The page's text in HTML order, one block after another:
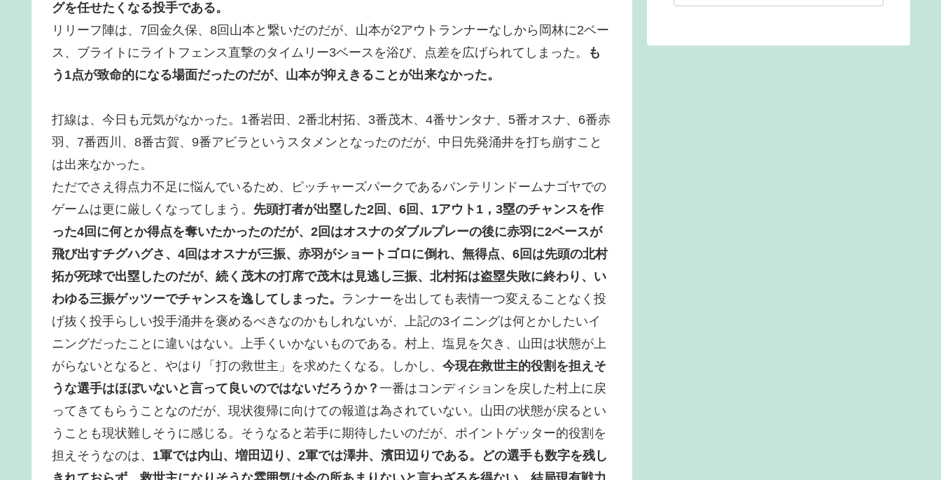
グを任せたくなる投手である。
リリーフ陣は、7回金久保、8回山本と繋いだのだが、山本が2アウトランナーなしから岡林に2ベー
ス、ブライトにライトフェンス直撃のタイムリー3ベースを浴び、点差を広げられてしまった。
も
う1点が致命的になる場面だったのだが、山本が抑えきることが出来なかった。
打線は、今日も元気がなかった。1番岩田、2番北村拓、3番茂木、4番サンタナ、5番オスナ、6番赤
羽、7番西川、8番古賀、9番アビラというスタメンとなったのだが、中日先発涌井を打ち崩すこと
は出来なかった。
ただでさえ得点力不足に悩んでいるため、ピッチャーズパークであるバンテリンドームナゴヤでの
ゲームは更に厳しくなってしまう。 先頭打者が出塁した2回、6回、1アウト1，3塁のチャンスを作
った4回に何とか得点を奪いたかったのだが、2回はオスナのダブルプレーの後に赤羽に2ベースが
飛び出すチグハグさ、4回はオスナが三振、赤羽がショートゴロに倒れ、無得点、6回は先頭の北村
拓が死球で出塁したのだが、続く茂木の打席で茂木は見逃し三振、北村拓は盗塁失敗に終わり、い
わゆる三振ゲッツーでチャンスを逸してしまった。 ランナーを出しても表情一つ変えることなく投
げ抜く投手らしい投手涌井を褒めるべきなのかもしれないが、上記の3イニングは何とかしたいイ
ニングだったことに違いはない。上手くいかないものである。村上、塩見を欠き、山田は状態が上
がらないとなると、やはり「打の救世主」を求めたくなる。しかし、 今現在救世主的役割を担えそ
うな選手はほぼいないと言って良いのではないだろうか？ 一番はコンディションを戻した村上に戻
ってきてもらうことなのだが、現状復帰に向けての報道は為されていない。山田の状態が戻るとい
うことも現状難しそうに感じる。そうなると若手に期待したいのだが、ポイントゲッター的役割を
担えそうなのは、 1軍では内山、増田辺り、2軍では澤井、濱田辺りである。どの選手も数字を残し